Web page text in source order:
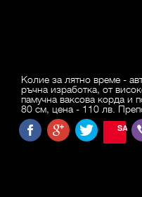
Колие за лятно време -
ръчна изработка, от
памучна ваксова корда и
80 см, цена - 110 лв.
SAVE